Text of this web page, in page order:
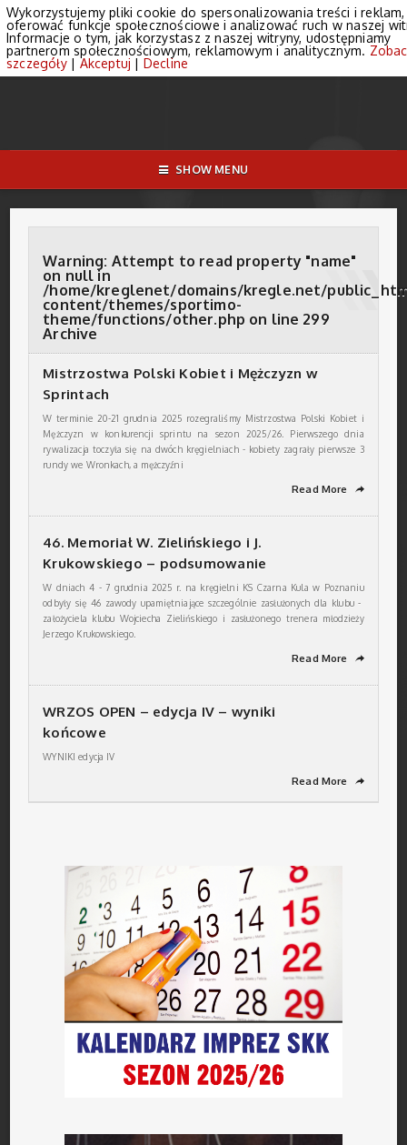
SHOW MENU
Warning: Attempt to read property "name"
on null in
/home/kreglenet/domains/kregle.net/
content/themes/sportimo-
theme/functions/other.php on line 299
Archive
Mistrzostwa Polski Kobiet i Mężczyzn w
Sprintach
W terminie 20-21 grudnia 2025 rozegraliśmy Mistrzostwa Polski Kobiet i
Mężczyzn w konkurencji sprintu na sezon 2025/26. Pierwszego dnia
rywalizacja toczyła się na dwóch kręgielniach - kobiety zagrały pierwsze 3
rundy we Wronkach, a mężczyźni
Read More ➦
46. Memoriał W. Zielińskiego i J.
Krukowskiego – podsumowanie
W dniach 4 - 7 grudnia 2025 r. na kręgielni KS Czarna Kula w Poznaniu
odbyły się 46 zawody upamiętniające szczególnie zasłużonych dla klubu -
założyciela klubu Wojciecha Zielińskiego i zasłużonego trenera młodzieży
Jerzego Krukowskiego.
Read More ➦
WRZOS OPEN – edycja IV – wyniki
końcowe
WYNIKI edycja IV
Read More ➦
Wykorzystujemy pliki cookie do spersonalizowania treści i
oferować funkcje społecznościowe i analizować ruch w naszej
Informacje o tym, jak korzystasz z naszej witryny, udostępniamy
partnerom społecznościowym, reklamowym i analitycznym.
szczegóły| Akceptuj | Decline